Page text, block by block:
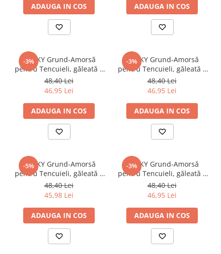
ADAUGA IN COS ADAUGA IN COS
-3%
STICKY Grund-Amorsă
pentru Tencuieli, găleată 5
kg, mandarin
48,40 Lei
46,95 Lei
ADAUGA IN COS
-3%
STICKY Grund-Amorsă
pentru Tencuieli, găleată 5
kg, maroc
48,40 Lei
46,95 Lei
ADAUGA IN COS
-5%
STICKY Grund-Amorsă
pentru Tencuieli, găleată 5
kg, marone
48,40 Lei
45,98 Lei
ADAUGA IN COS
-3%
STICKY Grund-Amorsă
pentru Tencuieli, găleată 5
kg, sahara
48,40 Lei
46,95 Lei
ADAUGA IN COS